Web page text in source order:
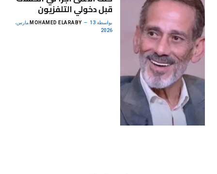
قبل دخولي التلفزيون
بواسطة MOHAMED ELARABY 13 مارس،
2026